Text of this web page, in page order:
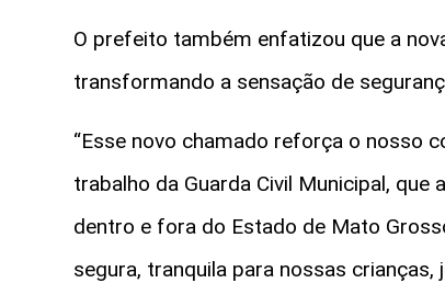
O prefeito também enfatizou que a
transformando a sensação de
“Esse novo chamado reforça o nosso
trabalho da Guarda Civil Municipal,
dentro e fora do Estado de Mato
segura, tranquila para nossas